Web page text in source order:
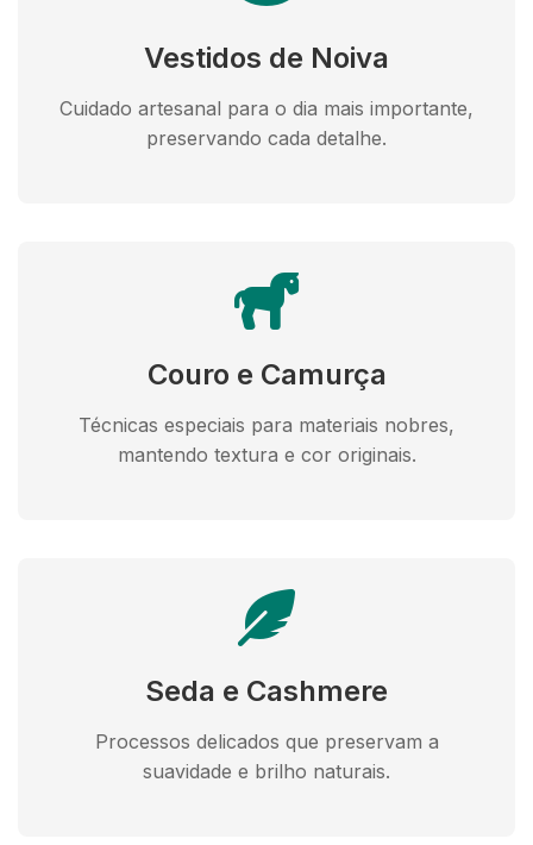
Vestidos de Noiva
Cuidado artesanal para o dia mais importante,
preservando cada detalhe.
Couro e Camurça
Técnicas especiais para materiais nobres,
mantendo textura e cor originais.
Seda e Cashmere
Processos delicados que preservam a
suavidade e brilho naturais.